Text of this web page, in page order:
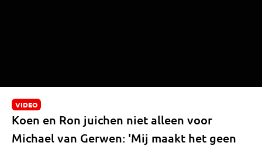
VIDEO
Koen en Ron juichen niet alleen voor
Michael van Gerwen: 'Mij maakt het geen